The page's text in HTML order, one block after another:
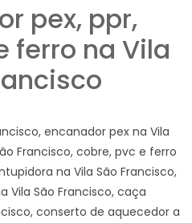
pex, ppr,
ferro na Vila
encanador pex na Vila
Francisco, cobre, pvc e ferro
na Vila São Francisco,
Vila São Francisco, caça
conserto de aquecedor a